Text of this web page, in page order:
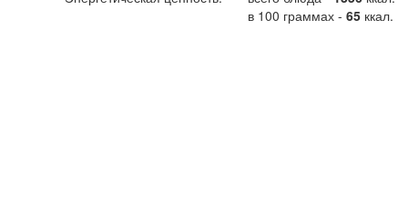
в 100 граммах - 65 ккал.